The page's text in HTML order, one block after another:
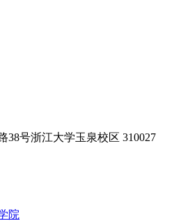
38号浙江大学玉泉校区 310027
院